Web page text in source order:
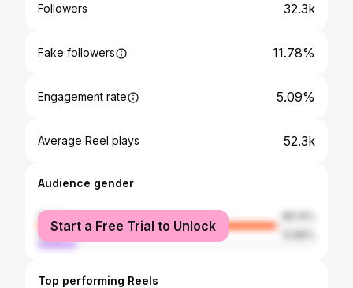
Followers 32.3k
Fake followers 11.78%
Engagement rate 5.09%
Average Reel plays 52.3k
Audience gender
female
male
Start a Free Trial to Unlock
Top performing Reels